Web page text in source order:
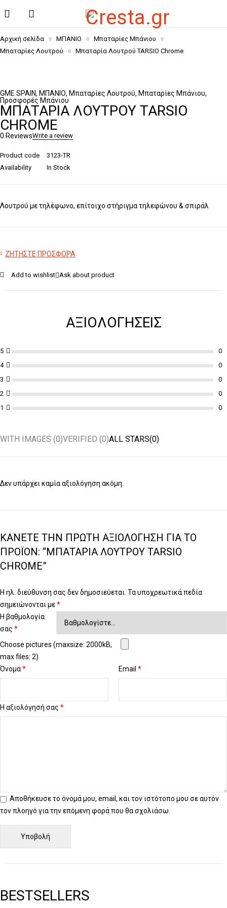
Αρχική σελίδα ΜΠΑΝΙΟ
Μπαταρίες Μπάνιου
Μπαταρίες Λουτρού
Μπαταρία Λουτρού TARSIO Chrome
GME SPAIN, ΜΠΑΝΙΟ, Μπαταρίες Λουτρού, Μπαταρίες Μπάνιου,
Προσφορές Μπάνιου
ΜΠΑΤΑΡΊΑ ΛΟΥΤΡΟΎ TARSIO
CHROME
0 ReviewsWrite a review
Product code
3123-TR
Availability
In Stock
Λουτρού με τηλέφωνο, επίτοιχο στήριγμα τηλεφώνου & σπιράλ
ΖΗΤΗΣΤΕ ΠΡΟΣΦΟΡΑ
Add to wishlist Ask about product
ΑΞΙΟΛΟΓΉΣΕΙΣ
5
4
3
2
1
WITH IMAGES (0)VERIFIED (0)ALL STARS(0)
Δεν υπάρχει καμία αξιολόγηση ακόμη.
ΚΆΝΕΤΕ ΤΗΝ ΠΡΏΤΗ ΑΞΙΟΛΌΓΗΣΗ ΓΙΑ ΤΟ
ΠΡΟΪΌΝ: “ΜΠΑΤΑΡΊΑ ΛΟΥΤΡΟΎ TARSIO
CHROME”
Η ηλ. διεύθυνση σας δεν δημοσιεύεται. Τα υποχρεωτικά πεδία
σημειώνονται με*
Η βαθμολογία
σας *
Η αξιολόγησή σας *
Choose pictures (maxsize: 2000kB,
max files: 2)
Όνομα* Email *
Αποθήκευσε το όνομά μου, email, και τον ιστότοπο μου σε αυτόν
τον πλοηγό για την επόμενη φορά που θα σχολιάσω.
BESTSELLERS